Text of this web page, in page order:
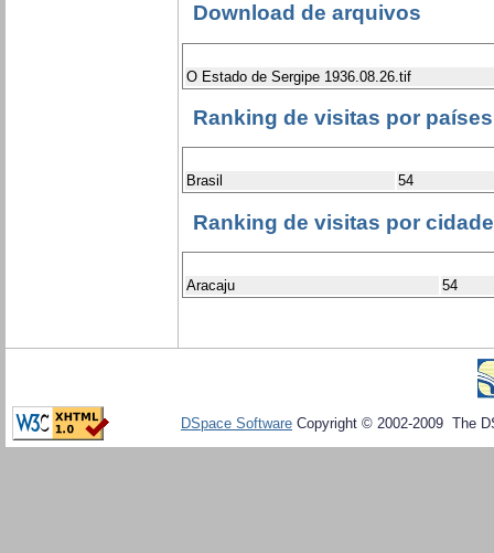
Download de arquivos
O Estado de Sergipe 1936.08.26.tif
Ranking de visitas por países
Brasil 54
Ranking de visitas por
Aracaju 54
DSpace Software Copyright © 2002-2009 The